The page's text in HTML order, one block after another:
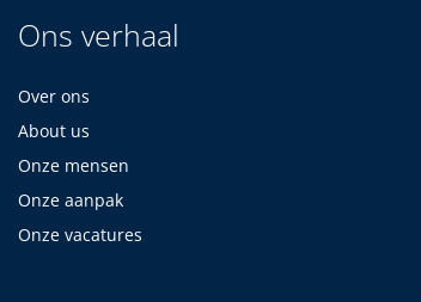
Ons verhaal
Over ons
About us
Onze mensen
Onze aanpak
Onze vacatures